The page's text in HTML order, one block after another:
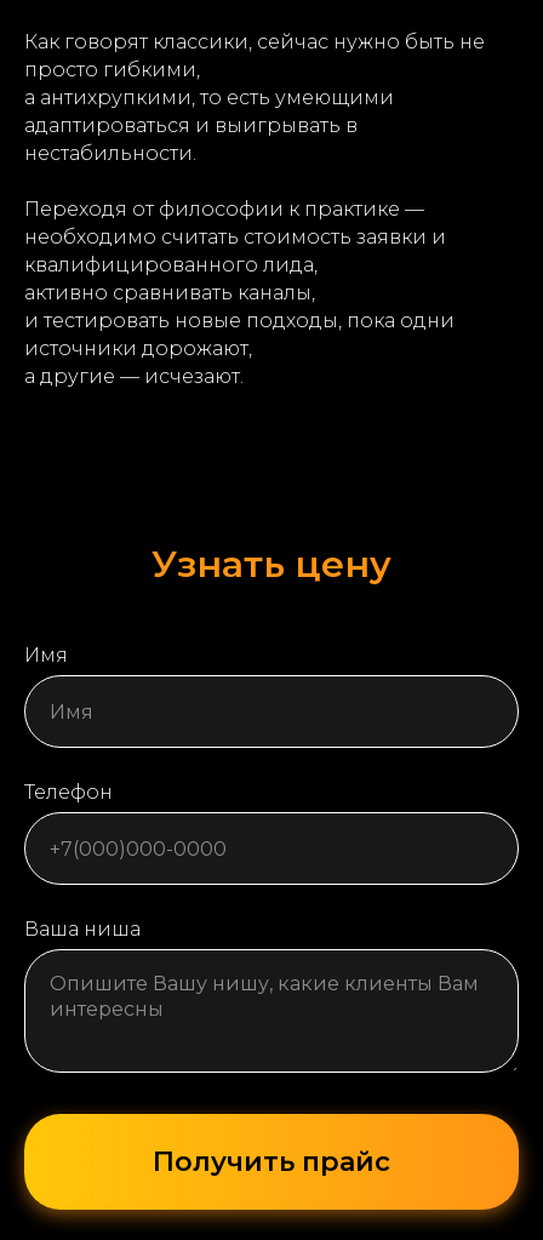
Как говорят классики, сейчас нужно быть не
просто гибкими,
а антихрупкими, то есть умеющими
адаптироваться и выигрывать в
нестабильности.
Переходя от философии к практике —
необходимо считать стоимость заявки и
квалифицированного лида,
активно сравнивать каналы,
и тестировать новые подходы, пока одни
источники дорожают,
а другие — исчезают.
Узнать цену
Имя
Телефон
+7
Ваша ниша
Получить прайс